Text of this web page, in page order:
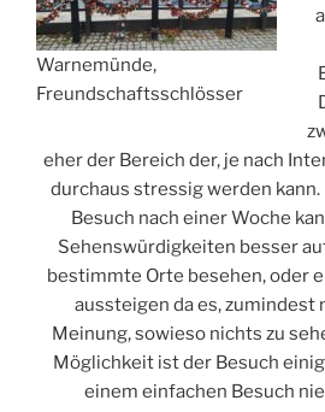
Warnemünde,
Freundschaftsschlösser
eher der Bereich der, je nach
durchaus stressig werden
Besuch nach einer Woche
Sehenswürdigkeiten besser
bestimmte Orte besehen, oder
aussteigen da es, zumindest
Meinung, sowieso nichts zu
Möglichkeit ist der Besuch
einem einfachen Besuch